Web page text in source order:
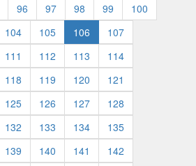
96 97 98 99
100
104 105 106
107
111 112 113
114
118 119 120
121
125 126 127
128
132 133 134
135
139 140 141
142